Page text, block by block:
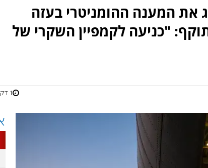
את המענה ההומניטרי בעזה
"כניעה לקמפיין השקרי של
1 דקות